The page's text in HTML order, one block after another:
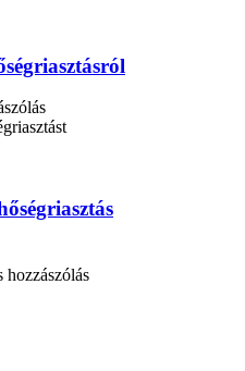
hozzászólás